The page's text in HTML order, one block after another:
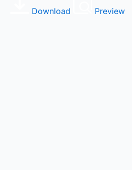
Download Preview